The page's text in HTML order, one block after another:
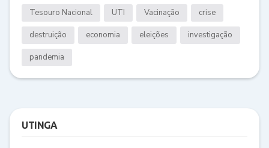
Tesouro Nacional UTI Vacinação crise
destruição economia eleições investigação
pandemia
UTINGA